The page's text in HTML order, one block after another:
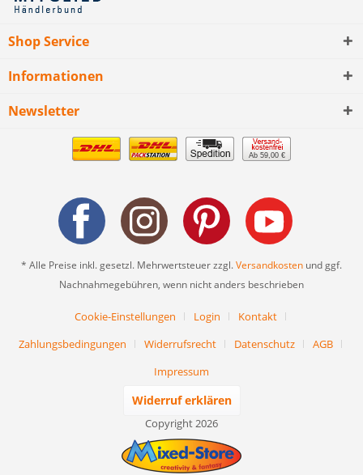
Shop Service
Informationen
Newsletter
Ab 59,00 €
* Alle Preise inkl. gesetzl. Mehrwertsteuer zzgl.Versandkosten und ggf.
Nachnahmegebühren, wenn nicht anders beschrieben
Cookie-Einstellungen Login
Kontakt
Zahlungsbedingungen
Widerrufsrecht Datenschutz
AGB
Impressum
Widerruf erklären
Copyright 2026